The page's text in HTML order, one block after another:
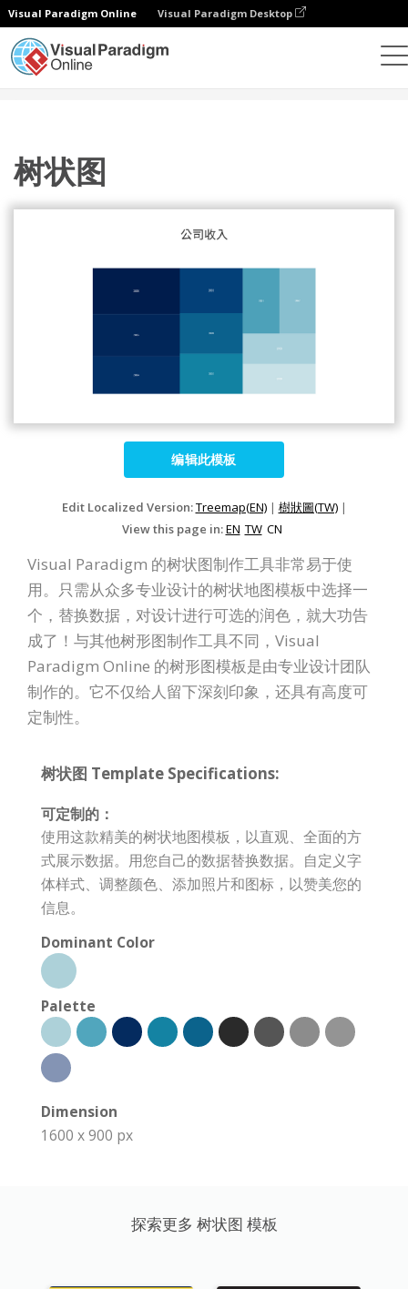
Visual Paradigm Online Visual Paradigm Desktop
树状图
编辑此模板
Edit Localized Version:Treemap(EN)| 樹狀圖(TW)|
View this page in:EN TW CN
Visual Paradigm 的树状图制作工具非常易于使
用。只需从众多专业设计的树状地图模板中选择一
个，替换数据，对设计进行可选的润色，就大功告
成了！与其他树形图制作工具不同，Visual
Paradigm Online 的树形图模板是由专业设计团队
制作的。它不仅给人留下深刻印象，还具有高度可
定制性。
树状图 Template Specifications:
可定制的：
使用这款精美的树状地图模板，以直观、全面的方
式展示数据。用您自己的数据替换数据。自定义字
体样式、调整颜色、添加照片和图标，以赞美您的
信息。
Dominant Color
Palette
Dimension
1600 x 900 px
探索更多 树状图 模板